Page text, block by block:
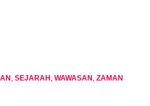
, SEJARAH , WAWASAN , ZAMAN